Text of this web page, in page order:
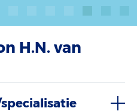
H.N. van